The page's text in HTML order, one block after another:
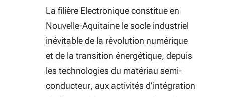
La filière Electronique constitue en
Nouvelle-Aquitaine le socle industriel
inévitable de la révolution numérique
et de la transition énergétique, depuis
les technologies du matériau semi-
conducteur, aux activités d’intégration